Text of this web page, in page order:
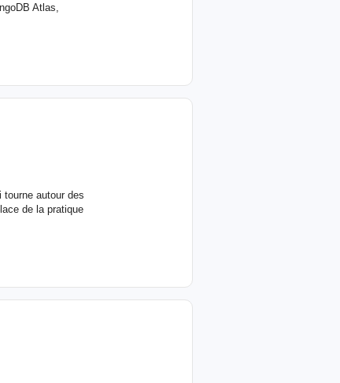
Atlas,
autour des
de la pratique